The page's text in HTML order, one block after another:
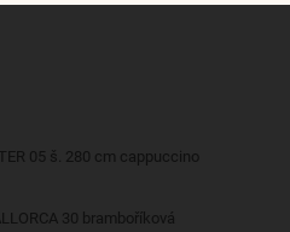
05 š. 280 cm cappuccino
30 bramboříková